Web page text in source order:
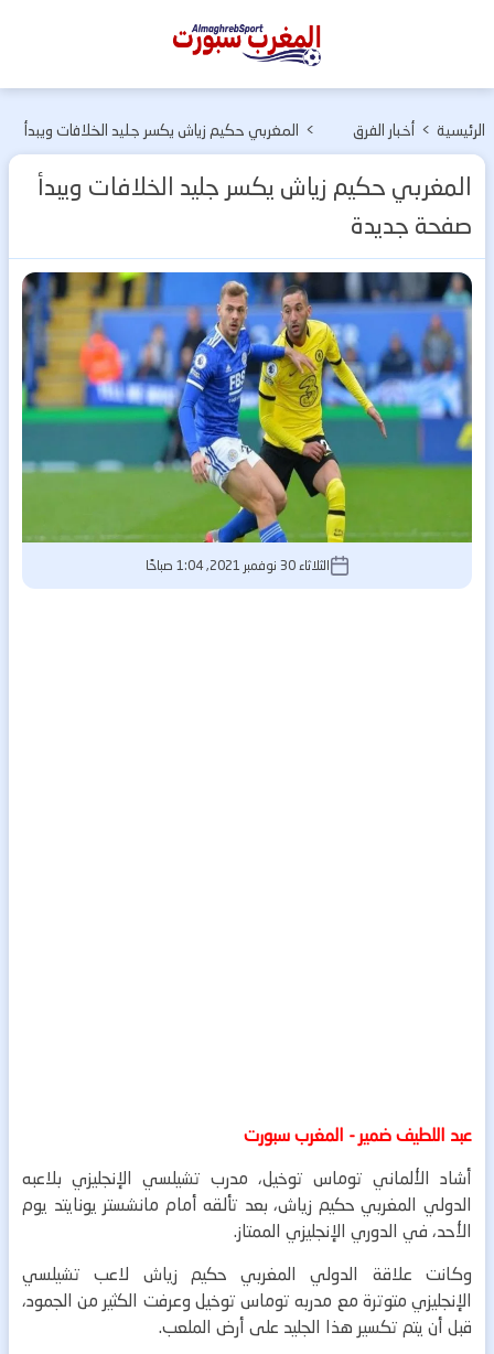
المغرب
الرئيسية > أخبار الفرق
> المغربي حكيم زياش يكسر جليد الخلافات ويبدأ
المغربي حكيم زياش يكسر جليد الخلافات ويبدأ
صفحة جديدة
الثلاثاء 30 نوفمبر 2021, 1:04 صباحًا
عبد اللطيف ضمير - المغرب سبورت
أشاد الألماني توماس توخيل، مدرب تشيلسي الإنجليزي بلاعبه
الدولي المغربي حكيم زياش، بعد تألقه أمام مانشستر يونايتد يوم
الأحد، في الدوري الإنجليزي الممتاز.
وكانت علاقة الدولي المغربي حكيم زياش لاعب تشيلسي
الإنجليزي متوترة مع مدربه توماس توخيل وعرفت الكثير من الجمود،
قبل أن يتم تكسير هذا الجليد على أرض الملعب.